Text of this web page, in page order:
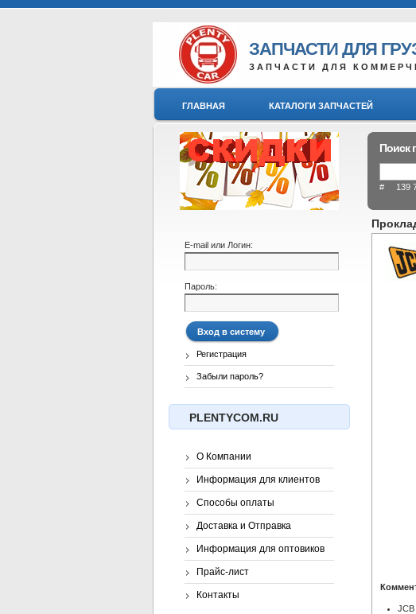
ЗАПЧАСТИ ДЛЯ
ЗАПЧАСТИ ДЛЯ
ГЛАВНАЯ КАТАЛОГИ ЗАПЧАСТЕЙ
Поиск
# 139
JCB
E-mail или Логин:
Пароль:
Регистрация
Забыли пароль?
PLENTYCOM.RU
О Компании
Информация для клиентов
Способы оплаты
Доставка и Отправка
Информация для оптовиков
Прайс-лист
Контакты